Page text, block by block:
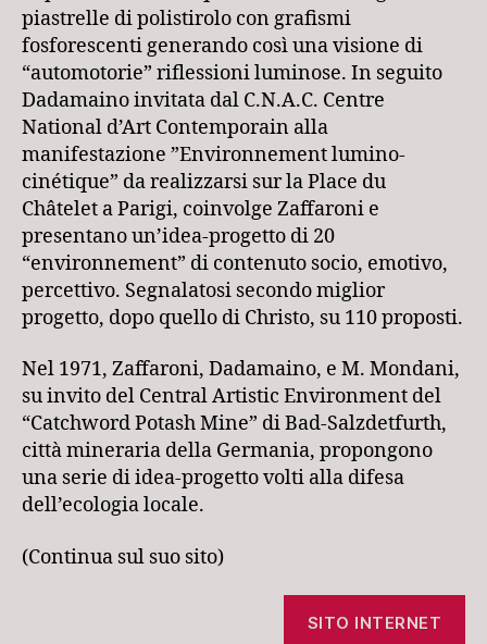
piastrelle di polistirolo con grafismi
fosforescenti generando così una visione di
“automotorie” riflessioni luminose. In seguito
Dadamaino invitata dal C.N.A.C. Centre
National d’Art Contemporain alla
manifestazione ”Environnement lumino-
cinétique” da realizzarsi sur la Place du
Châtelet a Parigi, coinvolge Zaffaroni e
presentano un’idea-progetto di 20
“environnement” di contenuto socio, emotivo,
percettivo. Segnalatosi secondo miglior
progetto, dopo quello di Christo, su 110 proposti.
Nel 1971, Zaffaroni, Dadamaino, e M. Mondani,
su invito del Central Artistic Environment del
“Catchword Potash Mine” di Bad-Salzdetfurth,
città mineraria della Germania, propongono
una serie di idea-progetto volti alla difesa
dell’ecologia locale.
(Continua sul suo sito)
SITO INTERNET